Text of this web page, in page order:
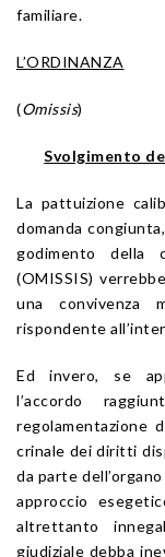
familiare.
L’ORDINANZA
(Omissis)
Svolgimento
La pattuizione
domanda
godimento della
(OMISSIS)
una convivenza
rispondente
Ed invero, se
l’accordo
regolamentazione
crinale dei diritti
da parte
approccio
altrettanto
giudiziale debba